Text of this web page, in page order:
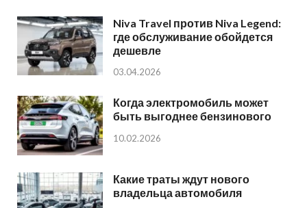
Niva Travel против Niva Legend:
где обслуживание обойдется
дешевле
03.04.2026
Когда электромобиль может
быть выгоднее бензинового
10.02.2026
Какие траты ждут нового
владельца автомобиля